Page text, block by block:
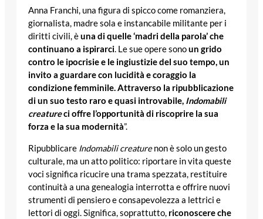
Anna Franchi, una figura di spicco come romanziera,
giornalista, madre sola e instancabile militante per i
diritti civili, èuna di quelle ‘madri della parola’ che
continuano a ispirarci. Le sue opere sonoun grido
contro le ipocrisie e le ingiustizie del suo tempo, un
invito a guardare con lucidità e coraggio la
condizione femminile.Attraverso la ripubblicazione
di un suo testo raro e quasi introvabile, Indomabili
creatureci offre l’opportunità di riscoprire la sua
forza e la sua modernità”.
Ripubblicare Indomabili creaturenon è solo un gesto
culturale, ma un atto politico: riportare in vita queste
voci significa ricucire una trama spezzata, restituire
continuità a una genealogia interrotta e offrire nuovi
strumenti di pensiero e consapevolezza a lettrici e
lettori di oggi. Significa, soprattutto, riconoscere che